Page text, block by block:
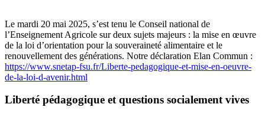
Le mardi 20 mai 2025, s’est tenu le Conseil national de
l’Enseignement Agricole sur deux sujets majeurs : la mise en œuvre
de la loi d’orientation pour la souveraineté alimentaire et le
renouvellement des générations. Notre déclaration Elan Commun :
https://www.snetap-fsu.fr/Liberte-pedagogique-et-mise-en-oeuvre-
de-la-loi-d-avenir.html
Liberté pédagogique et questions socialement vives